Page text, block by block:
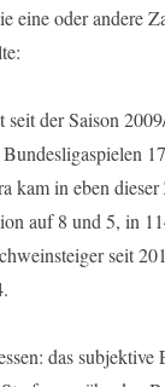
eine oder andere
seit der Saison
kam in eben
auf 8 und 5, in
seit
das subjektive